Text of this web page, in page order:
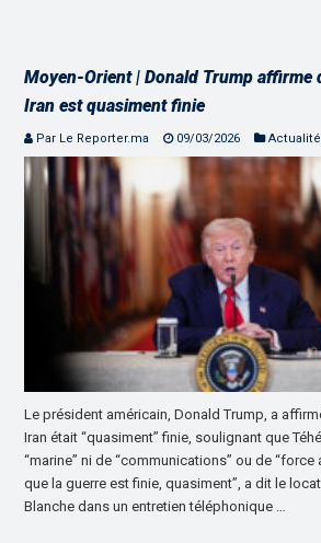
Moyen-Orient | Donald Trump affirme
Iran est quasiment finie
Par Le Reporter.ma 09/03/2026
Le président américain, Donald Trump, a
Iran était “quasiment” finie, soulignant que
“marine” ni de “communications” ou de “force
que la guerre est finie, quasiment”, a dit le
Blanche dans un entretien téléphonique …